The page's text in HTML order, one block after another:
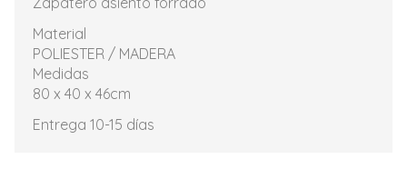
Material
POLIESTER / MADERA
Medidas
80 x 40 x 46cm
Entrega 10-15 días